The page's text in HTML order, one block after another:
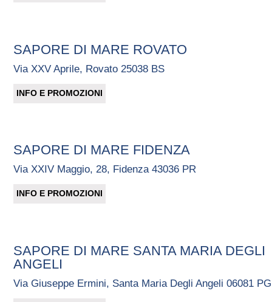
SAPORE DI MARE ROVATO
Via XXV Aprile, Rovato 25038 BS
INFO E PROMOZIONI
SAPORE DI MARE FIDENZA
Via XXIV Maggio, 28, Fidenza 43036 PR
INFO E PROMOZIONI
SAPORE DI MARE SANTA MARIA DEGLI
ANGELI
Via Giuseppe Ermini, Santa Maria Degli Angeli 06081 PG